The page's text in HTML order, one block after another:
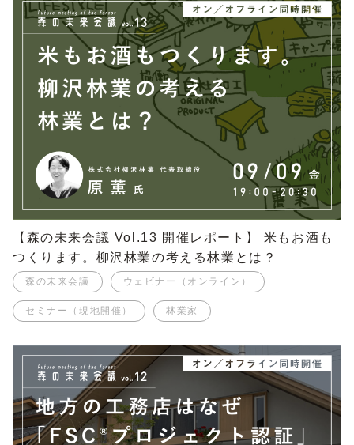
【森の未来会議 Vol.13 開催レポート】 米もお酒も
つくります。柳沢林業の考える林業とは？
森の未来会議 ウェビナー（オンライン）
セミナー（現地開催） 林業家